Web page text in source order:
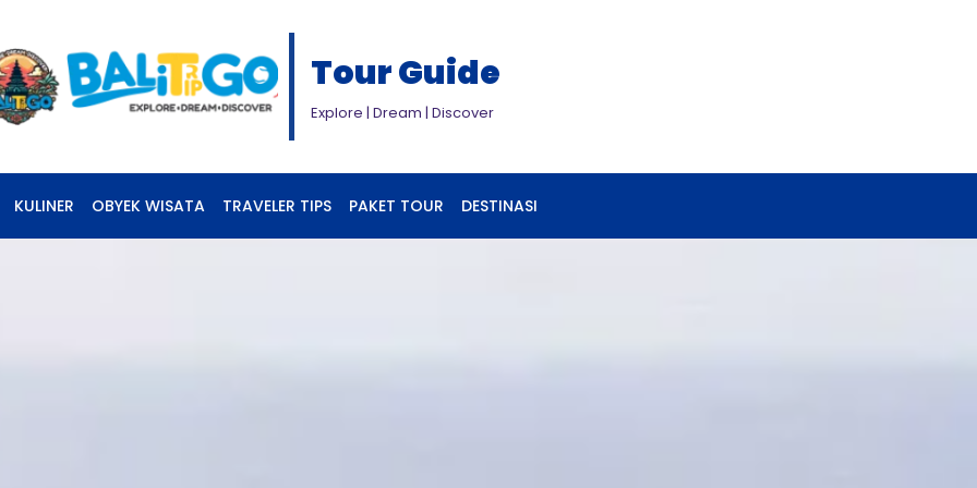
Tour Guide
Explore | Dream | Discover
KULINER OBYEK WISATA TRAVELER TIPS PAKET TOUR DESTINASI